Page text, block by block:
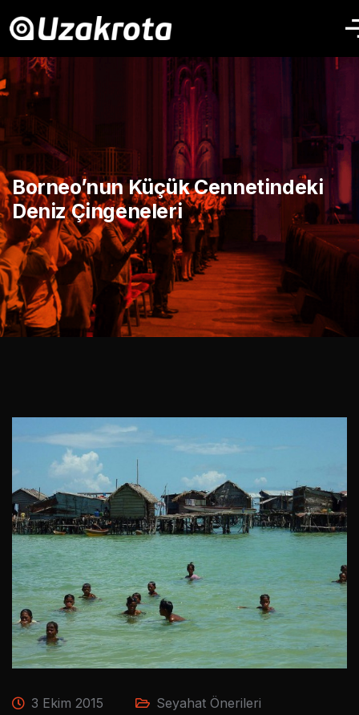
Borneo’nun Küçük Cennetindeki
Deniz Çingeneleri
3 Ekim 2015
Seyahat Önerileri